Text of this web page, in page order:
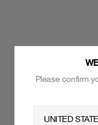
Please confirm
UNITED